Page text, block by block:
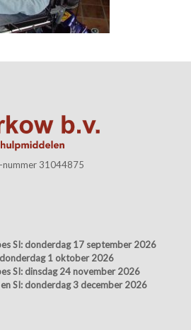
nummer 31044875
SI: donderdag 17 september 2026
donderdag 1 oktober 2026
SI: dinsdag 24 november 2026
SI: donderdag 3 december 2026